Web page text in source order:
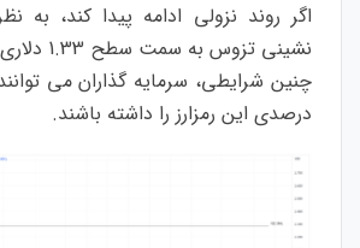
اگر روند نزولی ادامه پیدا کند،
نشینی
درصدی این رمزارز را داشته باشند.